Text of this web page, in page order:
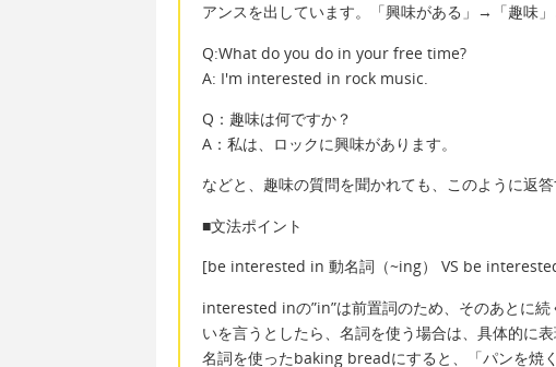
アンスを出しています。「興味がある」→「趣味」
Q:What do you do in your free time?
A: I'm interested in rock music.
Q：趣味は何ですか？
A：私は、ロックに興味があります。
などと、趣味の質問を聞かれても、このように返答
■文法ポイント
[be interested in 動名詞（~ing） VS be
interested inの”in”は前置詞のため、そのあとに
いを言うとしたら、名詞を使う場合は、具体的に
名詞を使ったbaking breadにすると、「パンを焼